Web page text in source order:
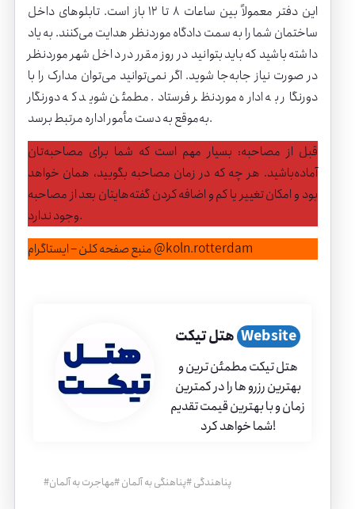
این دفتر معمولاً بین ساعات ۸ تا ۱۲ باز است. تابلوهای داخل
ساختمان شما را به سمت دادگاه موردنظر هدایت می‌کنند. به یاد
داشته باشید که باید بتوانید در روز مقرر در داخل شهر موردنظر
در صورت نیاز جابه‌جا شوید. اگر نمی‌توانید می‌توان مدارک را با
دورنگار به اداره موردنظر فرستاد. مطمئن شوید که دورنگار
به‌موقع به دست مأمور اداره مرتبط برسد.
قبل از مصاحبه: بسیار مهم است که شما برای مصاحبه‌تان
آماده‌باشید. هر چه که در زمان مصاحبه بگویید، همان خواهد
بود و امکان تغییر یا کم و اضافه کردن گفته‌هایتان بعد از مصاحبه
وجود ندارد.
منبع صفحه کلن – ایستاگرام @koln.rotterdam
هتل تیکتWebsite
هتل تیکت مطمئن ترین و
بهترین رزرو ها را در کمترین
زمان و با بهترین قیمت تقدیم
شما خواهد کرد!
# پناهندگی#پناهنگی به آلمان#مهاجرت به آلمان